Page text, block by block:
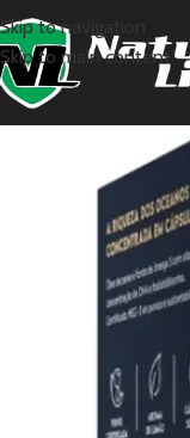
Skip to navigation
Skip to main content